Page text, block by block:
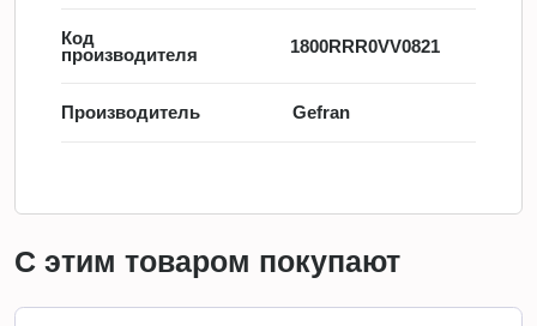
Код
производителя
1800RRR0VV0821
Производитель Gefran
С этим товаром покупают